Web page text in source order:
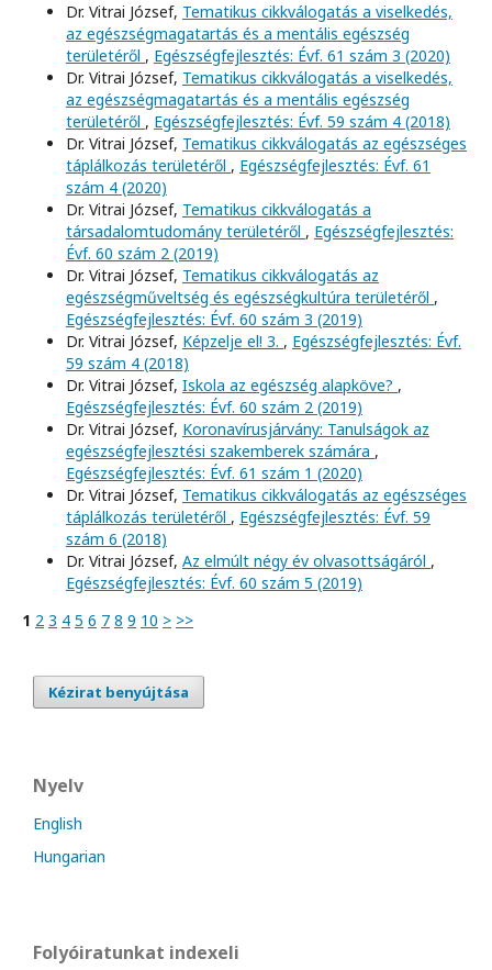
Dr. Vitrai József, Tematikus cikkválogatás a viselkedés,
az egészségmagatartás és a mentális egészség
területéről , Egészségfejlesztés: Évf. 61 szám 3 (2020)
Dr. Vitrai József, Tematikus cikkválogatás a viselkedés,
az egészségmagatartás és a mentális egészség
területéről , Egészségfejlesztés: Évf. 59 szám 4 (2018)
Dr. Vitrai József, Tematikus cikkválogatás az egészséges
táplálkozás területéről , Egészségfejlesztés: Évf. 61
szám 4 (2020)
Dr. Vitrai József, Tematikus cikkválogatás a
társadalomtudomány területéről , Egészségfejlesztés:
Évf. 60 szám 2 (2019)
Dr. Vitrai József, Tematikus cikkválogatás az
egészségműveltség és egészségkultúra területéről ,
Egészségfejlesztés: Évf. 60 szám 3 (2019)
Dr. Vitrai József, Képzelje el! 3. , Egészségfejlesztés: Évf.
59 szám 4 (2018)
Dr. Vitrai József, Iskola az egészség alapköve? ,
Egészségfejlesztés: Évf. 60 szám 2 (2019)
Dr. Vitrai József, Koronavírusjárvány: Tanulságok az
egészségfejlesztési szakemberek számára ,
Egészségfejlesztés: Évf. 61 szám 1 (2020)
Dr. Vitrai József, Tematikus cikkválogatás az egészséges
táplálkozás területéről , Egészségfejlesztés: Évf. 59
szám 6 (2018)
Dr. Vitrai József, Az elmúlt négy év olvasottságáról ,
Egészségfejlesztés: Évf. 60 szám 5 (2019)
1 2 3 4 5 6 7 8 9 10 > >>
Kézirat benyújtása
Nyelv
English
Hungarian
Folyóiratunkat indexeli